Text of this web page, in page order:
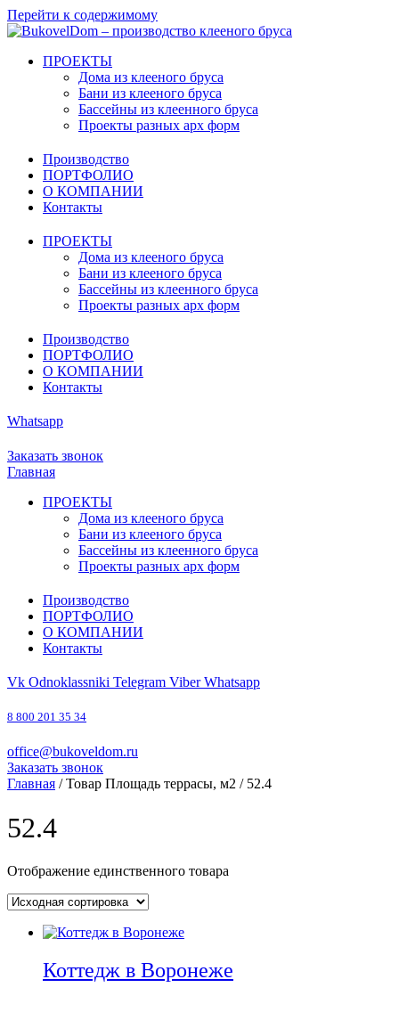
Перейти к содержимому
ПРОЕКТЫ
Дома из клееного бруса
Бани из клееного бруса
Бассейны из клеенного бруса
Проекты разных арх форм
Производство
ПОРТФОЛИО
О КОМПАНИИ
Контакты
ПРОЕКТЫ
Дома из клееного бруса
Бани из клееного бруса
Бассейны из клеенного бруса
Проекты разных арх форм
Производство
ПОРТФОЛИО
О КОМПАНИИ
Контакты
Whatsapp
Заказать звонок
Главная
ПРОЕКТЫ
Дома из клееного бруса
Бани из клееного бруса
Бассейны из клеенного бруса
Проекты разных арх форм
Производство
ПОРТФОЛИО
О КОМПАНИИ
Контакты
Vk Odnoklassniki Telegram Viber Whatsapp
8 800 201 35 34
office@bukoveldom.ru
Заказать звонок
Главная / Товар Площадь террасы, м2 / 52.4
52.4
Отображение единственного товара
Коттедж в Воронеже